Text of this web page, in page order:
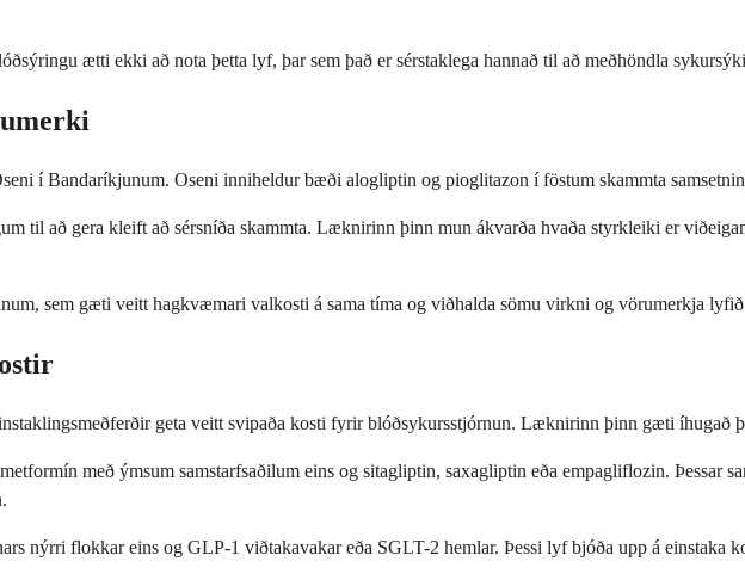
ætti ekki að nota þetta lyf, þar sem það er sérstaklega hannað til að meðhöndla
í Bandaríkjunum. Oseni inniheldur bæði alogliptin og pioglitazon í föstum skammta
til að gera kleift að sérsníða skammta. Læknirinn þinn mun ákvarða hvaða styrkleiki er
sem gæti veitt hagkvæmari valkosti á sama tíma og viðhalda sömu virkni og vörumerkja
geta veitt svipaða kosti fyrir blóðsykursstjórnun. Læknirinn þinn gæti íhugað
með ýmsum samstarfsaðilum eins og sitagliptin, saxagliptin eða empagliflozin. Þessar
nýrri flokkar eins og GLP-1 viðtakavakar eða SGLT-2 hemlar. Þessi lyf bjóða upp á einstaka